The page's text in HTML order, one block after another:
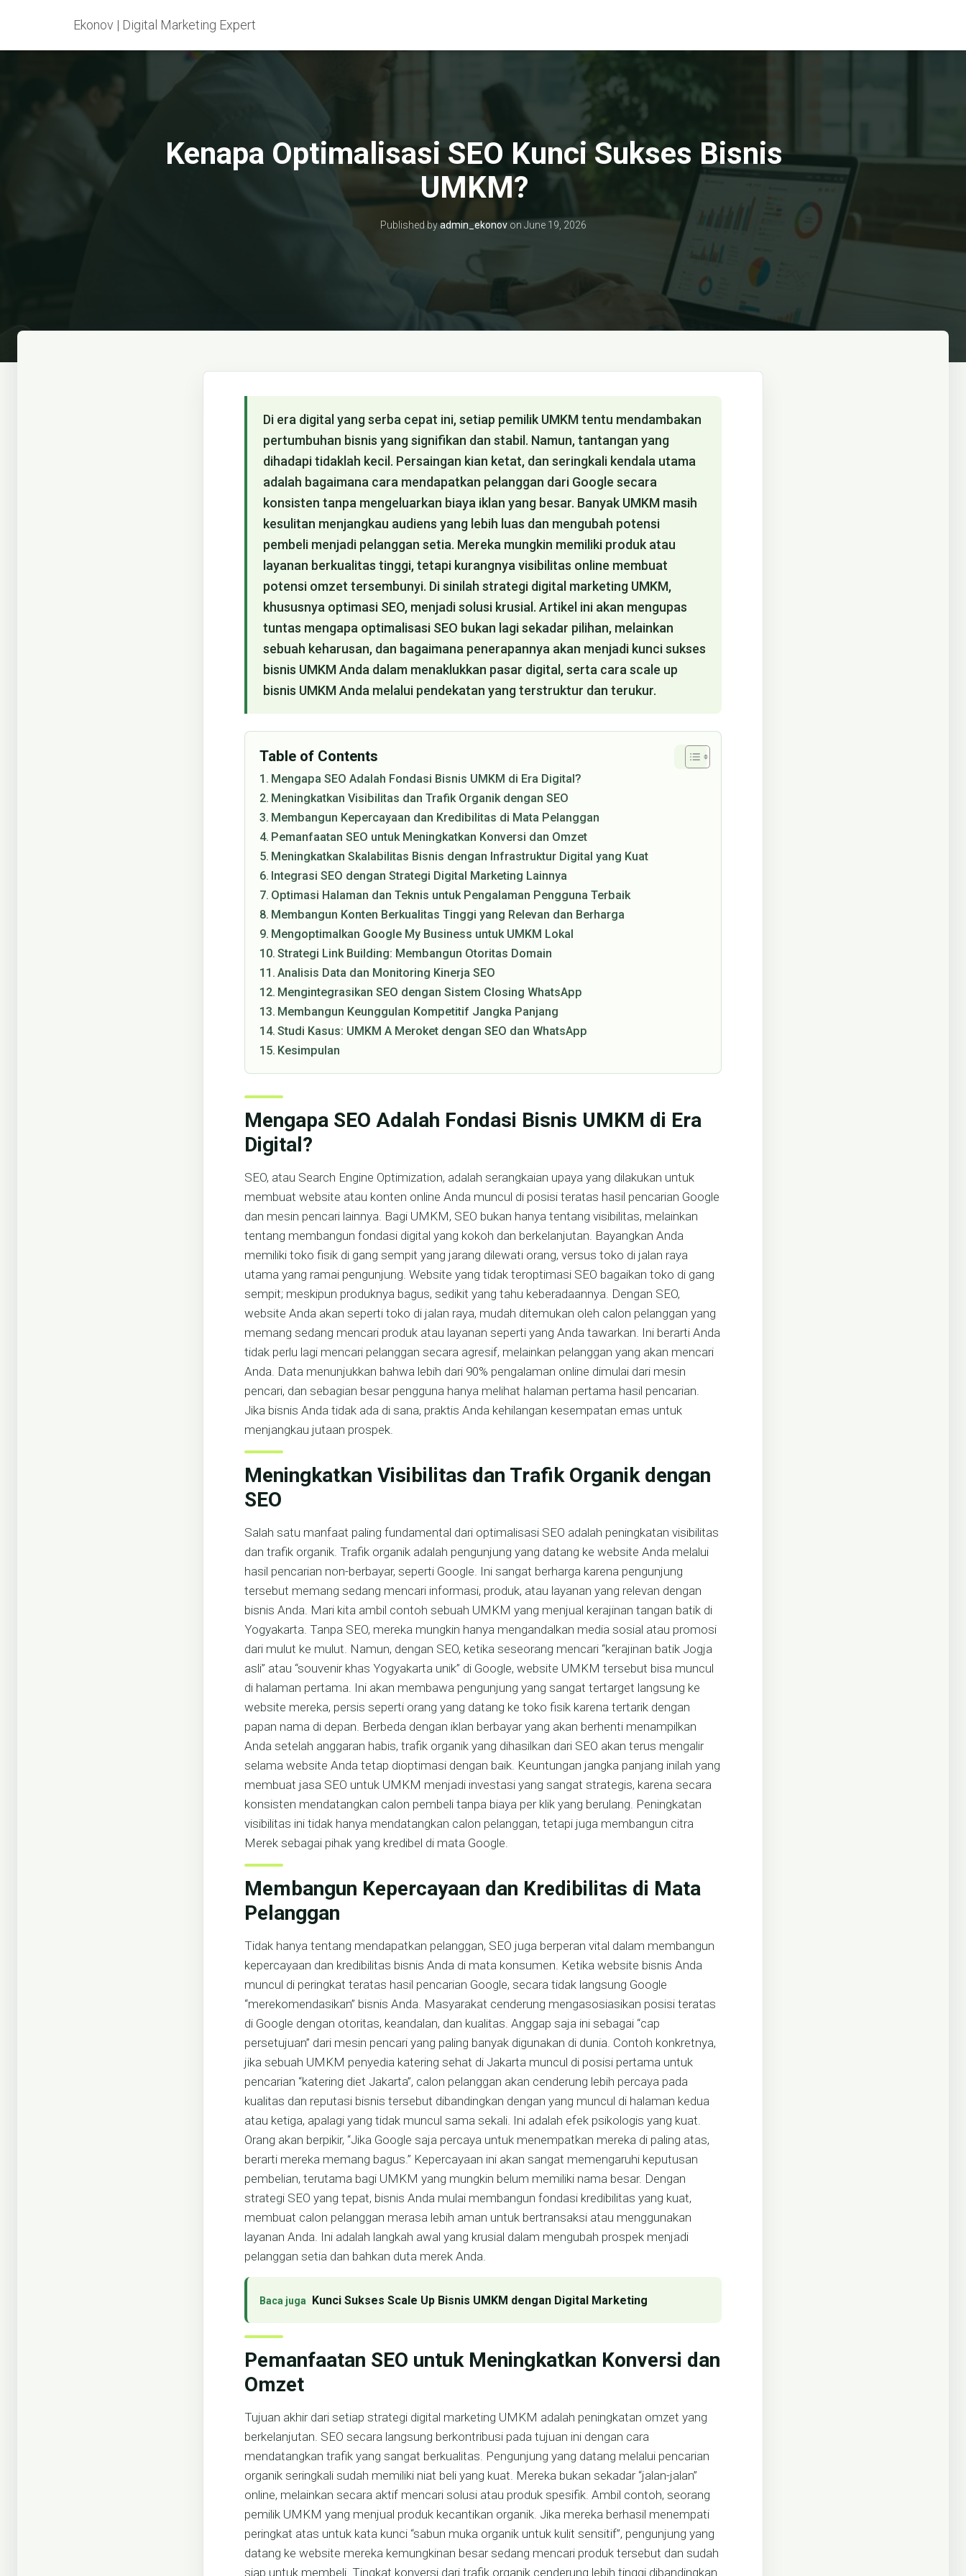
Ekonov | Digital Marketing Expert
Kenapa Optimalisasi SEO Kunci Sukses Bisnis
UMKM?
Published byadmin_ekonovon June 19, 2026
Di era digital yang serba cepat ini, setiap pemilik UMKM tentu mendambakan
pertumbuhan bisnis yang signifikan dan stabil. Namun, tantangan yang
dihadapi tidaklah kecil. Persaingan kian ketat, dan seringkali kendala utama
adalah bagaimana cara mendapatkan pelanggan dari Google secara
konsisten tanpa mengeluarkan biaya iklan yang besar. Banyak UMKM masih
kesulitan menjangkau audiens yang lebih luas dan mengubah potensi
pembeli menjadi pelanggan setia. Mereka mungkin memiliki produk atau
layanan berkualitas tinggi, tetapi kurangnya visibilitas online membuat
potensi omzet tersembunyi. Di sinilah strategi digital marketing UMKM,
khususnya optimasi SEO, menjadi solusi krusial. Artikel ini akan mengupas
tuntas mengapa optimalisasi SEO bukan lagi sekadar pilihan, melainkan
sebuah keharusan, dan bagaimana penerapannya akan menjadi kunci sukses
bisnis UMKM Anda dalam menaklukkan pasar digital, serta cara scale up
bisnis UMKM Anda melalui pendekatan yang terstruktur dan terukur.
Table of Contents
Mengapa SEO Adalah Fondasi Bisnis UMKM di Era Digital?
Meningkatkan Visibilitas dan Trafik Organik dengan SEO
Membangun Kepercayaan dan Kredibilitas di Mata Pelanggan
Pemanfaatan SEO untuk Meningkatkan Konversi dan Omzet
Meningkatkan Skalabilitas Bisnis dengan Infrastruktur Digital yang Kuat
Integrasi SEO dengan Strategi Digital Marketing Lainnya
Optimasi Halaman dan Teknis untuk Pengalaman Pengguna Terbaik
Membangun Konten Berkualitas Tinggi yang Relevan dan Berharga
Mengoptimalkan Google My Business untuk UMKM Lokal
Strategi Link Building: Membangun Otoritas Domain
Analisis Data dan Monitoring Kinerja SEO
Mengintegrasikan SEO dengan Sistem Closing WhatsApp
Membangun Keunggulan Kompetitif Jangka Panjang
Studi Kasus: UMKM A Meroket dengan SEO dan WhatsApp
Kesimpulan
Mengapa SEO Adalah Fondasi Bisnis UMKM di Era
Digital?
SEO, atau Search Engine Optimization, adalah serangkaian upaya yang dilakukan untuk
membuat website atau konten online Anda muncul di posisi teratas hasil pencarian Google
dan mesin pencari lainnya. Bagi UMKM, SEO bukan hanya tentang visibilitas, melainkan
tentang membangun fondasi digital yang kokoh dan berkelanjutan. Bayangkan Anda
memiliki toko fisik di gang sempit yang jarang dilewati orang, versus toko di jalan raya
utama yang ramai pengunjung. Website yang tidak teroptimasi SEO bagaikan toko di gang
sempit; meskipun produknya bagus, sedikit yang tahu keberadaannya. Dengan SEO,
website Anda akan seperti toko di jalan raya, mudah ditemukan oleh calon pelanggan yang
memang sedang mencari produk atau layanan seperti yang Anda tawarkan. Ini berarti Anda
tidak perlu lagi mencari pelanggan secara agresif, melainkan pelanggan yang akan mencari
Anda. Data menunjukkan bahwa lebih dari 90% pengalaman online dimulai dari mesin
pencari, dan sebagian besar pengguna hanya melihat halaman pertama hasil pencarian.
Jika bisnis Anda tidak ada di sana, praktis Anda kehilangan kesempatan emas untuk
menjangkau jutaan prospek.
Meningkatkan Visibilitas dan Trafik Organik dengan
SEO
Salah satu manfaat paling fundamental dari optimalisasi SEO adalah peningkatan visibilitas
dan trafik organik. Trafik organik adalah pengunjung yang datang ke website Anda melalui
hasil pencarian non-berbayar, seperti Google. Ini sangat berharga karena pengunjung
tersebut memang sedang mencari informasi, produk, atau layanan yang relevan dengan
bisnis Anda. Mari kita ambil contoh sebuah UMKM yang menjual kerajinan tangan batik di
Yogyakarta. Tanpa SEO, mereka mungkin hanya mengandalkan media sosial atau promosi
dari mulut ke mulut. Namun, dengan SEO, ketika seseorang mencari “kerajinan batik Jogja
asli” atau “souvenir khas Yogyakarta unik” di Google, website UMKM tersebut bisa muncul
di halaman pertama. Ini akan membawa pengunjung yang sangat tertarget langsung ke
website mereka, persis seperti orang yang datang ke toko fisik karena tertarik dengan
papan nama di depan. Berbeda dengan iklan berbayar yang akan berhenti menampilkan
Anda setelah anggaran habis, trafik organik yang dihasilkan dari SEO akan terus mengalir
selama website Anda tetap dioptimasi dengan baik. Keuntungan jangka panjang inilah yang
membuat jasa SEO untuk UMKM menjadi investasi yang sangat strategis, karena secara
konsisten mendatangkan calon pembeli tanpa biaya per klik yang berulang. Peningkatan
visibilitas ini tidak hanya mendatangkan calon pelanggan, tetapi juga membangun citra
Merek sebagai pihak yang kredibel di mata Google.
Membangun Kepercayaan dan Kredibilitas di Mata
Pelanggan
Tidak hanya tentang mendapatkan pelanggan, SEO juga berperan vital dalam membangun
kepercayaan dan kredibilitas bisnis Anda di mata konsumen. Ketika website bisnis Anda
muncul di peringkat teratas hasil pencarian Google, secara tidak langsung Google
“merekomendasikan” bisnis Anda. Masyarakat cenderung mengasosiasikan posisi teratas
di Google dengan otoritas, keandalan, dan kualitas. Anggap saja ini sebagai “cap
persetujuan” dari mesin pencari yang paling banyak digunakan di dunia. Contoh konkretnya,
jika sebuah UMKM penyedia katering sehat di Jakarta muncul di posisi pertama untuk
pencarian “katering diet Jakarta”, calon pelanggan akan cenderung lebih percaya pada
kualitas dan reputasi bisnis tersebut dibandingkan dengan yang muncul di halaman kedua
atau ketiga, apalagi yang tidak muncul sama sekali. Ini adalah efek psikologis yang kuat.
Orang akan berpikir, “Jika Google saja percaya untuk menempatkan mereka di paling atas,
berarti mereka memang bagus.” Kepercayaan ini akan sangat memengaruhi keputusan
pembelian, terutama bagi UMKM yang mungkin belum memiliki nama besar. Dengan
strategi SEO yang tepat, bisnis Anda mulai membangun fondasi kredibilitas yang kuat,
membuat calon pelanggan merasa lebih aman untuk bertransaksi atau menggunakan
layanan Anda. Ini adalah langkah awal yang krusial dalam mengubah prospek menjadi
pelanggan setia dan bahkan duta merek Anda.
Kunci Sukses Scale Up Bisnis UMKM dengan Digital Marketing
Pemanfaatan SEO untuk Meningkatkan Konversi dan
Omzet
Tujuan akhir dari setiap strategi digital marketing UMKM adalah peningkatan omzet yang
berkelanjutan. SEO secara langsung berkontribusi pada tujuan ini dengan cara
mendatangkan trafik yang sangat berkualitas. Pengunjung yang datang melalui pencarian
organik seringkali sudah memiliki niat beli yang kuat. Mereka bukan sekadar “jalan-jalan”
online, melainkan secara aktif mencari solusi atau produk spesifik. Ambil contoh, seorang
pemilik UMKM yang menjual produk kecantikan organik. Jika mereka berhasil menempati
peringkat atas untuk kata kunci “sabun muka organik untuk kulit sensitif”, pengunjung yang
datang ke website mereka kemungkinan besar sedang mencari produk tersebut dan sudah
siap untuk membeli. Tingkat konversi dari trafik organik cenderung lebih tinggi dibandingkan